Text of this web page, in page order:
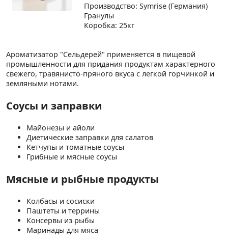
Производство: Symrise (Германия)
Гранулы
Коробка: 25кг
Ароматизатор "Сельдерей" применяется в пищевой
промышленности для придания продуктам характерного
свежего, травянисто-пряного вкуса с легкой горчинкой и
земляными нотами.
Соусы и заправки
Майонезы и айоли
Диетические заправки для салатов
Кетчупы и томатные соусы
Грибные и мясные соусы
Мясные и рыбные продукты
Колбасы и сосиски
Паштеты и террины
Консервы из рыбы
Маринады для мяса